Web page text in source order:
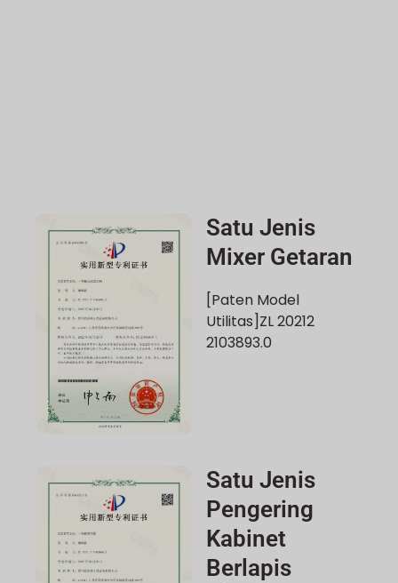
Satu Jenis
Mixer Getaran
[Paten Model
Utilitas]ZL 20212
2103893.0
Satu Jenis
Pengering
Kabinet
Berlapis